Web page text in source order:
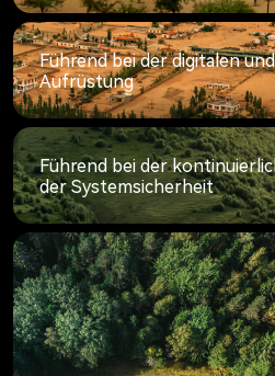
Führend bei der digitalen
Aufrüstung
Führend bei der
der Systemsicherheit